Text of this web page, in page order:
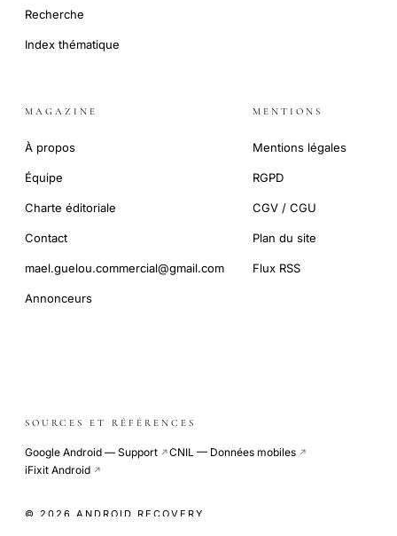
Recherche
Index thématique
MAGAZINE
À propos
Équipe
Charte éditoriale
Contact
mael.guelou.commercial@gmail.com
Annonceurs
MENTIONS
Mentions légales
RGPD
CGV / CGU
Plan du site
Flux RSS
SOURCES ET RÉFÉRENCES
Google Android — Support ↗CNIL — Données mobiles ↗
iFixit Android ↗
© 2026 ANDROID RECOVERY